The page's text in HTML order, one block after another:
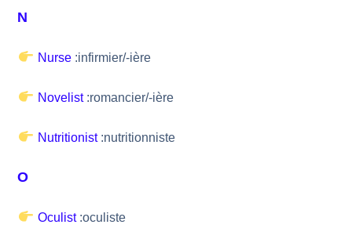
N
Nurse :infirmier/-ière
Novelist :romancier/-ière
Nutritionist :nutritionniste
O
Oculist :oculiste